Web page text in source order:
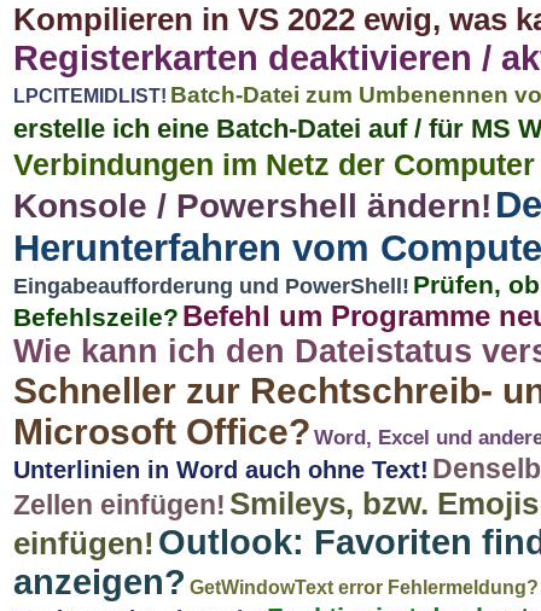
Kompilieren in VS 2022 ewig, was
Registerkarten deaktivieren /
LPCITEMIDLIST! Batch-Datei zum Umbenennen
erstelle ich eine Batch-Datei auf / für MS
Verbindungen im Netz der
Konsole / Powershell ändern!
Herunterfahren vom
Eingabeaufforderung und PowerShell! Prüfen,
Befehlszeile? Befehl um Programme
Wie kann ich den Dateistatus
Schneller zur Rechtschreib-
Microsoft Office? Word, Excel und
Unterlinien in Word auch ohne Text!
Zellen einfügen! Smileys, bzw.
einfügen! Outlook: Favoriten
anzeigen? GetWindowText error Fehlermeldung?